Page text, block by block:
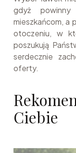
gdyż
mieszkańcom, a
otoczeniu, w
poszukują
serdecznie
oferty.
Ciebie